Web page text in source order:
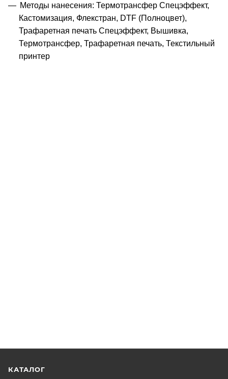
Методы нанесения: Термотрансфер Спецэффект,
Кастомизация, Флекстран, DTF (Полноцвет),
Трафаретная печать Спецэффект, Вышивка,
Термотрансфер, Трафаретная печать, Текстильный
принтер
КАТАЛОГ